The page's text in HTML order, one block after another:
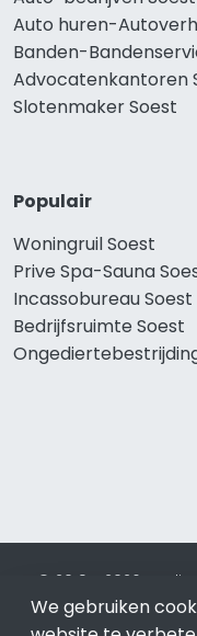
Auto huren-
Banden-
Advocatenkantoren
Slotenmaker Soest
Populair
Woningruil Soest
Prive Spa-Sauna
Incassobureau Soest
Bedrijfsruimte Soest
© 2019 - 2026
Internet. Betaal
optimalisatie No Cure
We gebruiken